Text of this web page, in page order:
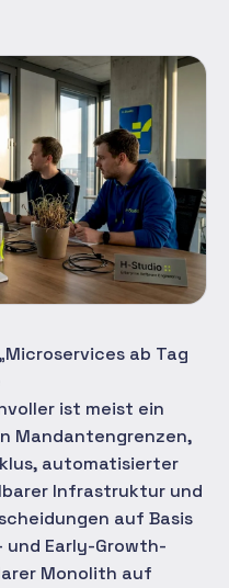
ab Tag
ist meist ein
Mandantengrenzen,
automatisierter
Infrastruktur und
auf Basis
und Early-Growth-
Monolith auf